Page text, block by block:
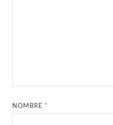
NOMBRE*